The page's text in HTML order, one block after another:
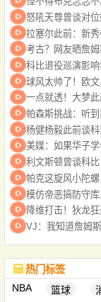
怒吼天尊曾谈对
拉塞尔此前：新
考古？网友晒詹
科比退役巡演影
球风太帅了！欧文
一点就透！大梦
帕森斯挑战：听
杨健杨毅此前谈
美媒：如果华子
利文斯顿曾谈科
帕克这旋风小陀
模仿帝恶搞防守库
降维打击！狄龙
VJ：我知道詹姆
热门标签
NBA
篮球